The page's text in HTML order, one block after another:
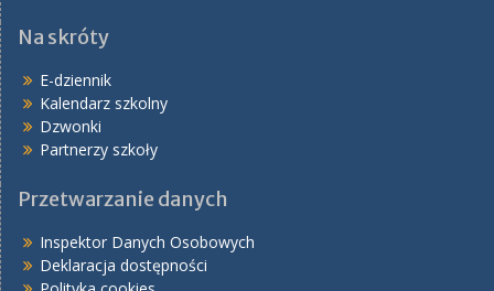
Na skróty
E-dziennik
Kalendarz szkolny
Dzwonki
Partnerzy szkoły
Przetwarzanie danych
Inspektor Danych Osobowych
Deklaracja dostępności